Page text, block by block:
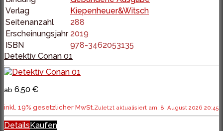
Verlag
Kiepenheuer&Witsch
Seitenanzahl
288
Erscheinungsjahr 2019
ISBN
978-3462053135
Detektiv Conan 01
ab 6,50 €
inkl. 19% gesetzlicher MwSt.Zuletzt aktualisiert am: 8. August 2026 20:45
Details Kaufen